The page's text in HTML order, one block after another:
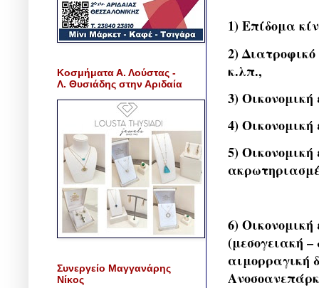
1) Επίδομα
2)
κ.λπ.,
3)
4)
5)
6)
(μεσογειακή
αιμορραγική
Κοσμήματα Α. Λούστας -
Λ. Θυσιάδης στην Αριδαία
Συνεργείο Μαγγανάρης
Νίκος